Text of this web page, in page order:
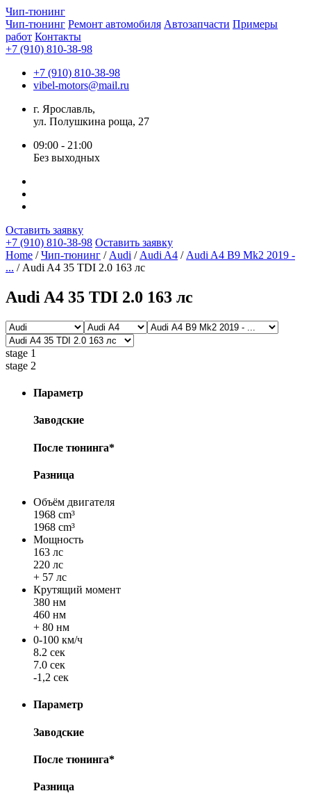
Чип-тюнинг
Чип-тюнинг Ремонт автомобиля Автозапчасти Примеры
работ Контакты
+7 (910) 810-38-98
+7 (910) 810-38-98
vibel-motors@mail.ru
г. Ярославль,
ул. Полушкина роща, 27
09:00 - 21:00
Без выходных
Оставить заявку
+7 (910) 810-38-98 Оставить заявку
Home /Чип-тюнинг / Audi / Audi A4 / Audi A4 B9 Mk2 2019 -
... / Audi A4 35 TDI 2.0 163 лс
Audi A4 35 TDI 2.0 163 лс
stage 1
stage 2
Параметр
Заводские
После тюнинга*
Разница
Объём двигателя
1968 cm³
1968 cm³
Мощность
163 лс
220 лс
+ 57 лс
Крутящий момент
380 нм
460 нм
+ 80 нм
0-100 км/ч
8.2 сек
7.0 сек
-1,2 сек
Параметр
Заводские
После тюнинга*
Разница